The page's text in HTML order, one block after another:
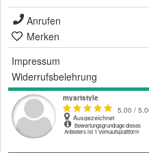
Anrufen
Merken
Impressum
Widerrufsbelehrung